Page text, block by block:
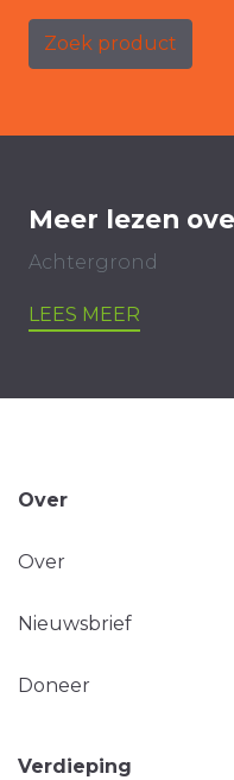
Zoek product
Meer lezen
Achtergrond
LEES MEER
Over
Over
Nieuwsbrief
Doneer
Verdieping